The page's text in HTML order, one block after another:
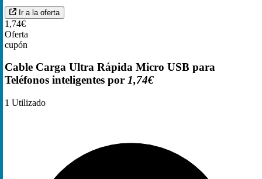
Ir a la oferta
1,74€
Oferta
cupón
Cable Carga Ultra Rápida Micro USB para
Teléfonos inteligentes por 1,74€
1 Utilizado